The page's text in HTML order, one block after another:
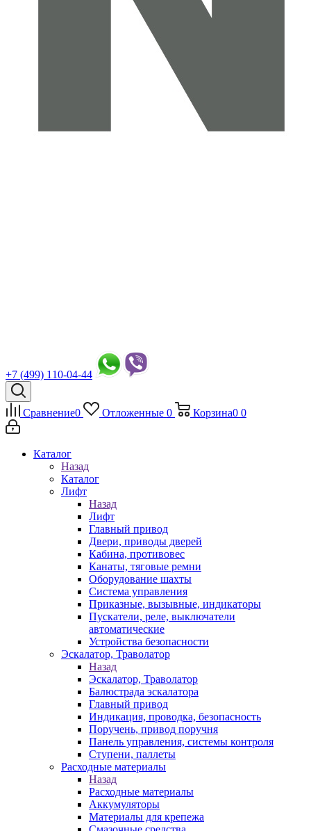
+7 (499) 110-04-44
Сравнение0 Отложенные 0 Корзина0 0
Каталог
Назад
Каталог
Лифт
Назад
Лифт
Главный привод
Двери, приводы дверей
Кабина, противовес
Канаты, тяговые ремни
Оборудование шахты
Система управления
Приказные, вызывные, индикаторы
Пускатели, реле, выключатели
автоматические
Устройства безопасности
Эскалатор, Траволатор
Назад
Эскалатор, Траволатор
Балюстрада эскалатора
Главный привод
Индикация, проводка, безопасность
Поручень, привод поручня
Панель управления, системы контроля
Ступени, паллеты
Расходные материалы
Назад
Расходные материалы
Аккумуляторы
Материалы для крепежа